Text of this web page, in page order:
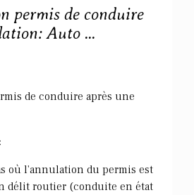
permis de conduire
Auto ...
de conduire après une
où l'annulation du permis est
délit routier (conduite en état